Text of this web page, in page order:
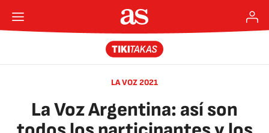
LA VOZ 2021
La Voz Argentina: así son